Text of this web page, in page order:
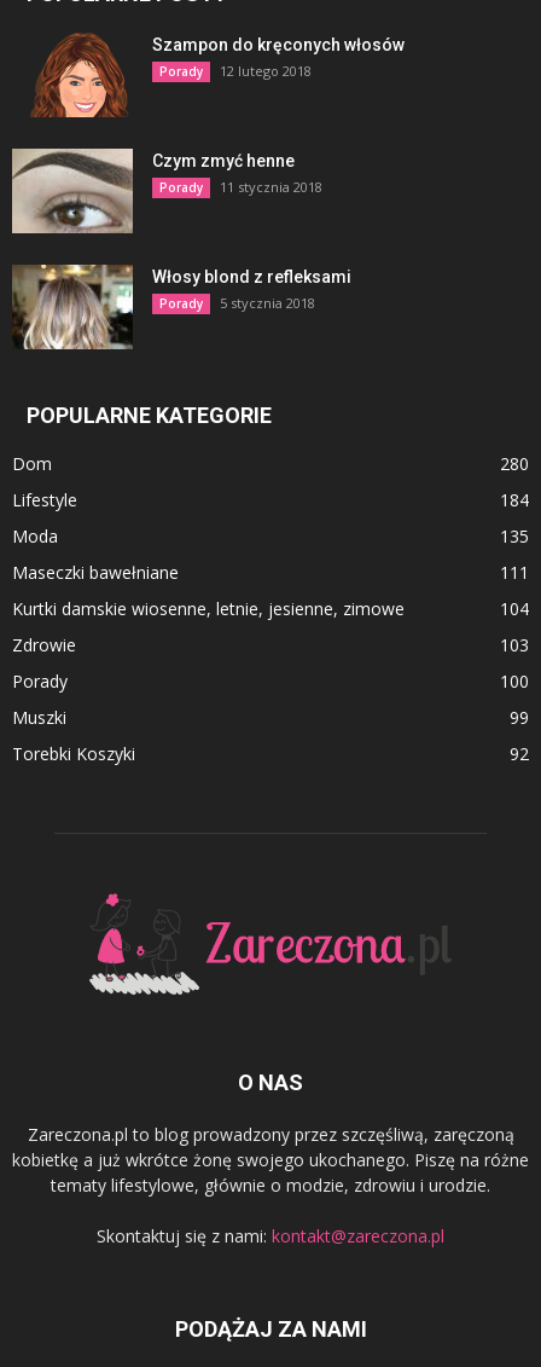
Szampon do kręconych włosów
Porady 12 lutego 2018
Czym zmyć henne
Porady 11 stycznia 2018
Włosy blond z refleksami
Porady 5 stycznia 2018
POPULARNE KATEGORIE
Dom
280
Lifestyle
184
Moda
135
Maseczki bawełniane
111
Kurtki damskie wiosenne, letnie, jesienne, zimowe
104
Zdrowie
103
Porady
100
Muszki
99
Torebki Koszyki
92
O NAS
Zareczona.pl to blog prowadzony przez szczęśliwą, zaręczoną
kobietkę a już wkrótce żonę swojego ukochanego. Piszę na różne
tematy lifestylowe, głównie o modzie, zdrowiu i urodzie.
Skontaktuj się z nami: kontakt@zareczona.pl
PODĄŻAJ ZA NAMI